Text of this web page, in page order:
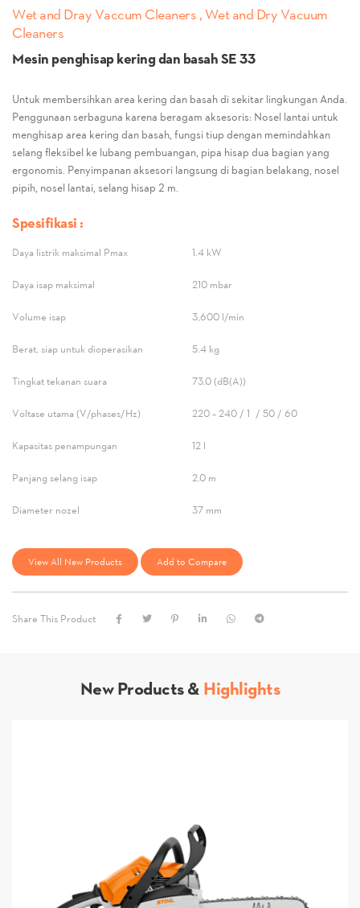
Wet and Dray Vaccum Cleaners , Wet and Dry Vacuum
Cleaners
Mesin penghisap kering dan basah SE 33
Untuk membersihkan area kering dan basah di sekitar lingkungan Anda.
Penggunaan serbaguna karena beragam aksesoris: Nosel lantai untuk
menghisap area kering dan basah, fungsi tiup dengan memindahkan
selang fleksibel ke lubang pembuangan, pipa hisap dua bagian yang
ergonomis. Penyimpanan aksesori langsung di bagian belakang, nosel
pipih, nosel lantai, selang hisap 2 m.
Spesifikasi :
Daya listrik maksimal Pmax 1.4 kW
Daya isap maksimal 210 mbar
Volume isap 3,600 l/min
Berat, siap untuk dioperasikan 5.4 kg
Tingkat tekanan suara 73.0 (dB(A))
Voltase utama (V/phases/Hz) 220 – 240 / 1- / 50 / 60
Kapasitas penampungan 12 l
Panjang selang isap 2.0 m
Diameter nozel 37 mm
View All New Products Add to Compare
Share This Product
New Products &Highlights